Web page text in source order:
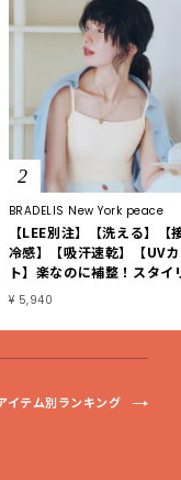
2
BRADELIS New York peace
【LEE別注】【洗える】【
冷感】【吸汗速乾】【UV
ト】楽なのに補整！スタイ
シュ綿混ブラキャミ
¥ 5,940
イテム別ランキング